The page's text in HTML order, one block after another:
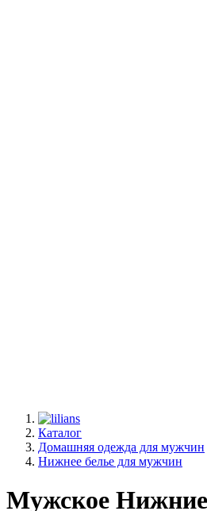
Каталог
Домашняя одежда для мужчин
Нижнее белье для мужчин
Мужское Нижние